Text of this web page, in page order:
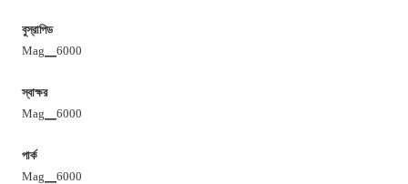
বুস্রাপিড
Mag▁6000
স্বাক্ষর
Mag▁6000
পার্ক
Mag▁6000